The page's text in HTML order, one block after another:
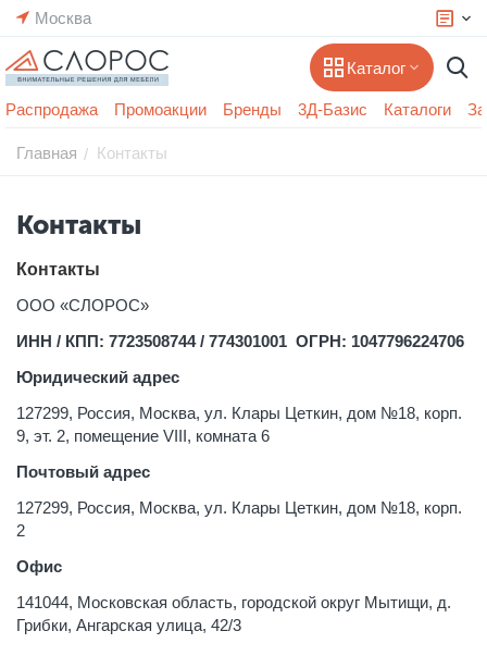
Москва
Каталог
Распродажа Промоакции Бренды 3Д-Базис Каталоги
Главная / Контакты
Контакты
Контакты
ООО «СЛОРОС»
ИНН / КПП: 7723508744 / 774301001 ОГРН: 1047796224706
Юридический адрес
127299, Россия, Москва, ул. Клары Цеткин, дом №18, корп.
9, эт. 2, помещение VIII, комната 6
Почтовый адрес
127299, Россия, Москва, ул. Клары Цеткин, дом №18, корп.
2
Офис
141044, Московская область, городской округ Мытищи, д.
Грибки, Ангарская улица, 42/3